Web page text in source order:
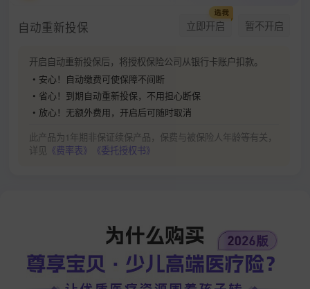
自动重新投保 立即开启 暂不开启
开启自动重新投保后，将授权保险公司从银行卡账户扣款。
• 安心！自动缴费可使保障不间断
• 省心！到期自动重新投保，不用担心断保
• 放心！无额外费用，开启后可随时取消
此产品为1年期非保证续保产品，保费与被保险人年龄等有关，
详见 《费率表》 《委托授权书》